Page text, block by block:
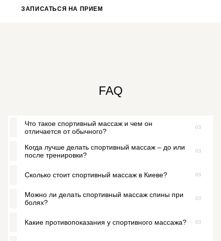
ЗАПИСАТЬСЯ НА ПРИЕМ
FAQ
Что такое спортивный массаж и чем он
отличается от обычного?
03
Это специализированный массаж, направленный на
более глубокий и интенсивный, чем классический.
Когда лучше делать спортивный массаж – до или
после тренировки?
03
Оба варианта полезны: подготовительный – до занятий,
дает массаж после интенсивной тренировки, так как
помогает убрать мышечную боль.
Сколько стоит спортивный массаж в Киеве? 03
Цена зависит от длительности (60 или 90 минут) и вида
Можно ли делать спортивный массаж спины при
болях?
03
Да, если нет противопоказаний. Он снимает спазмы и
Какие противопоказания у спортивного массажа? 03